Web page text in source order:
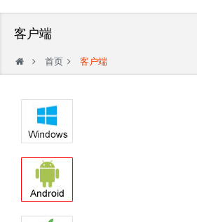
客户端
首页 客户端